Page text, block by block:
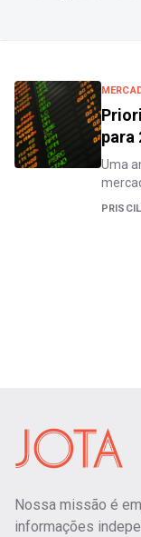
para
Uma
Nossa missão é
informações